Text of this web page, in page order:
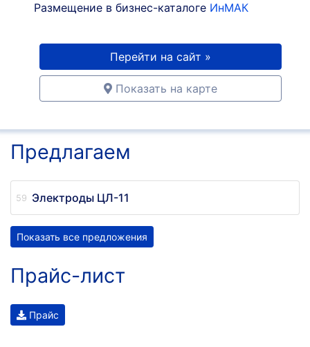
Размещение в бизнес-каталоге ИнМАК
Перейти на сайт »
Показать на карте
Предлагаем
Электроды ЦЛ-11
Показать все предложения
Прайс-лист
Прайс